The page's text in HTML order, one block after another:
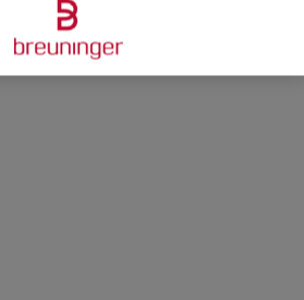
CAMP VOYAGER
43 €